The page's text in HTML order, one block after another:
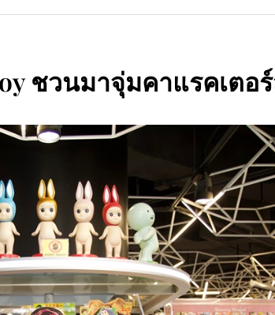
ชวนมาจุ่มคาแรคเตอ